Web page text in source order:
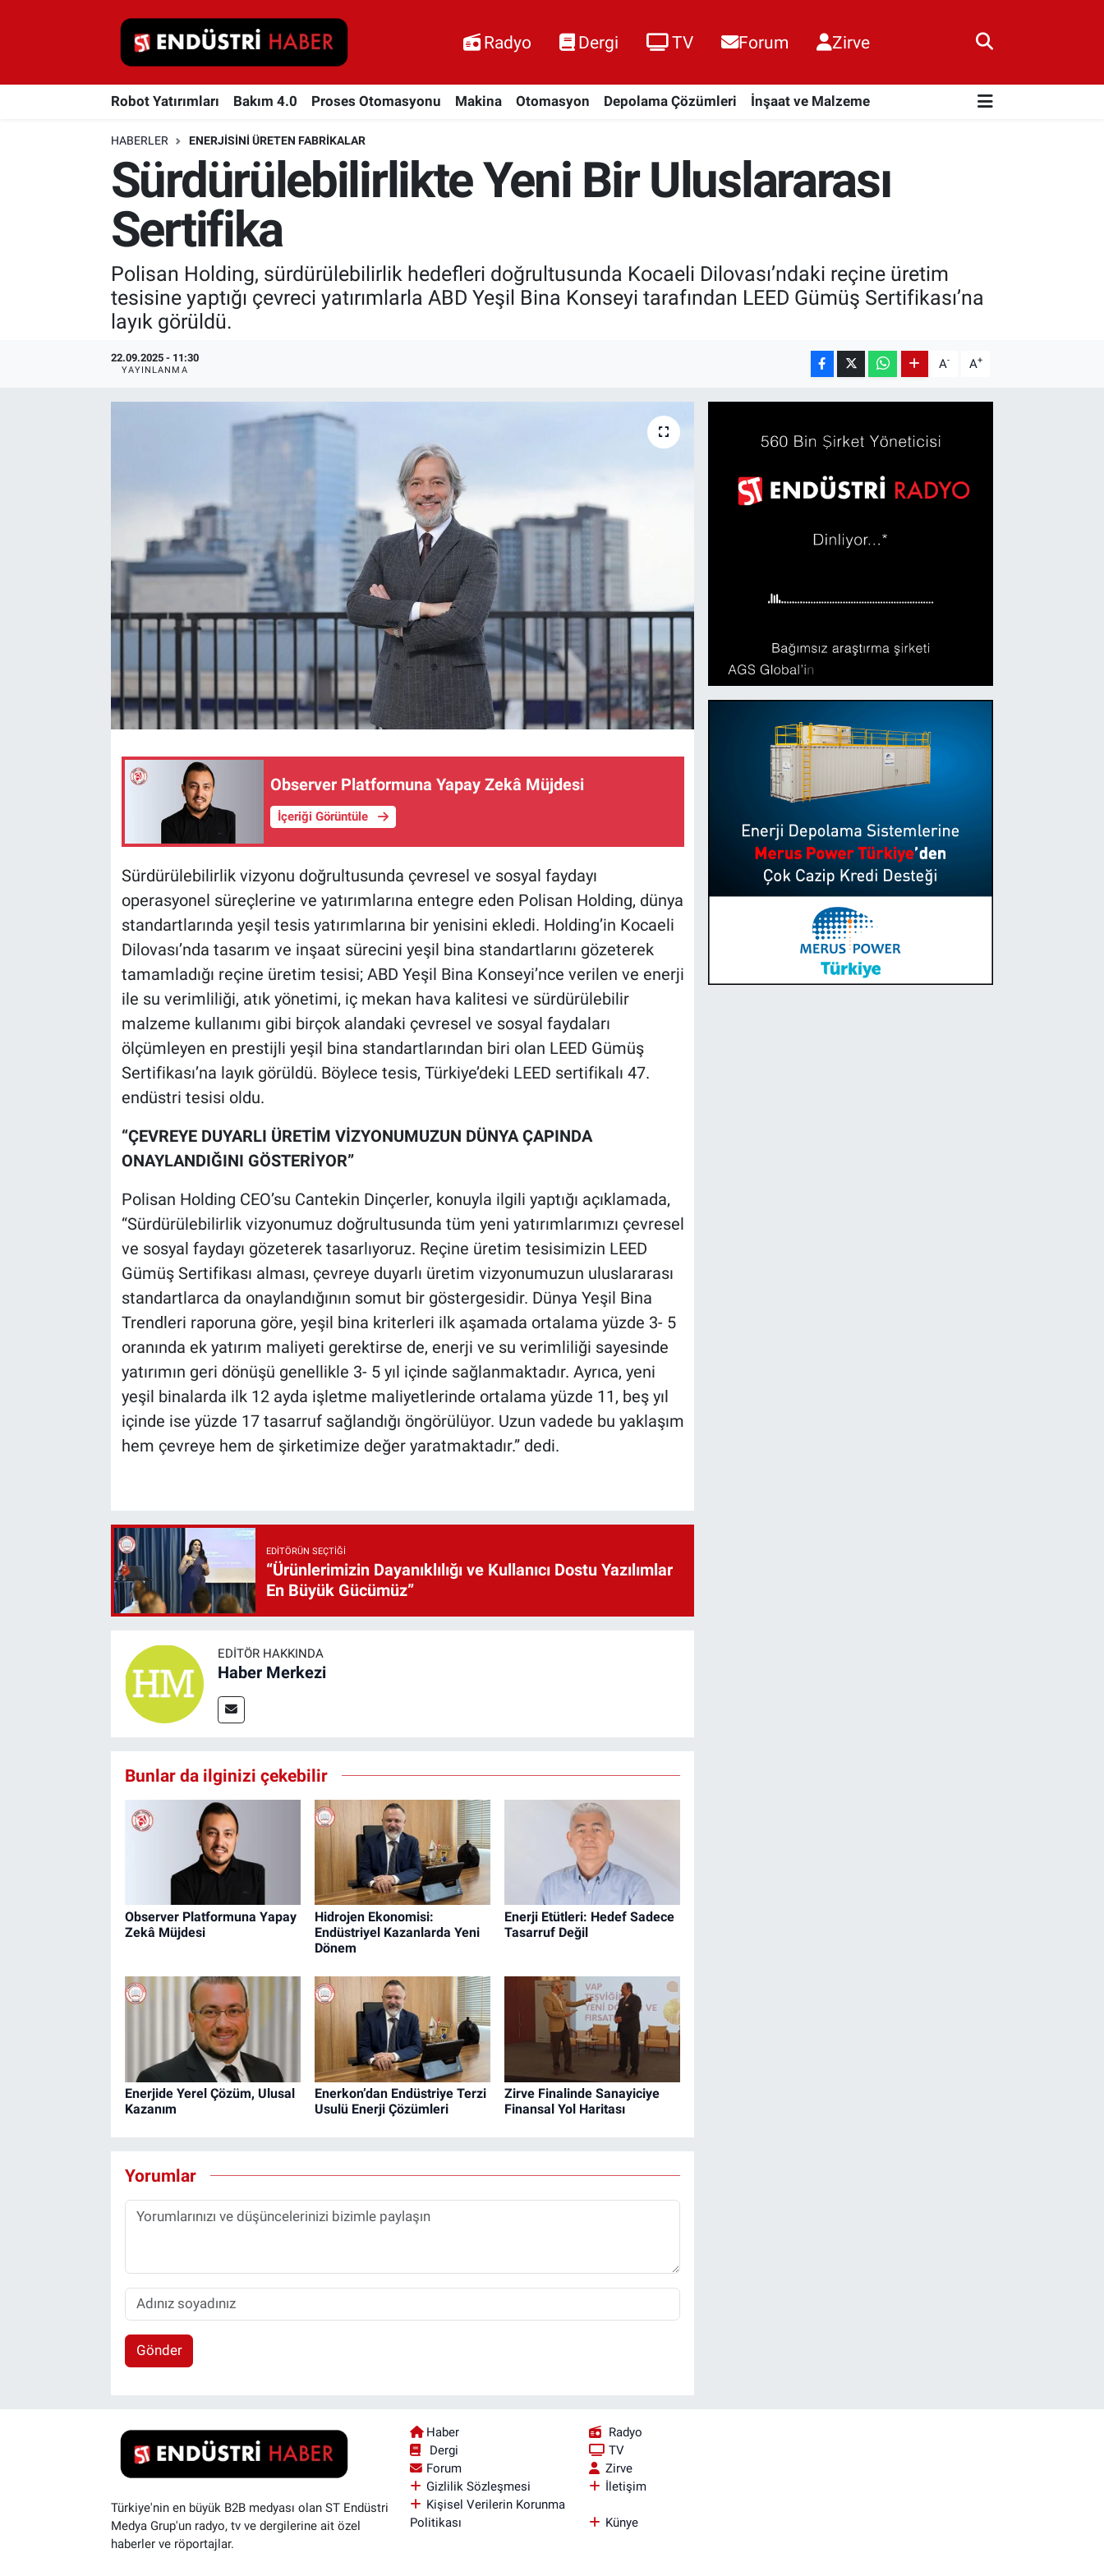
Radyo Dergi TV Forum Zirve
Robot Yatırımları Bakım 4.0 Proses Otomasyonu Makina Otomasyon Depolama Çözümleri İnşaat ve Malzeme
HABERLER ENERJISINI ÜRETEN FABRIKALAR
Sürdürülebilirlikte Yeni Bir Uluslararası
Sertifika
Polisan Holding, sürdürülebilirlik hedefleri doğrultusunda Kocaeli Dilovası’ndaki reçine üretim
tesisine yaptığı çevreci yatırımlarla ABD Yeşil Bina Konseyi tarafından LEED Gümüş Sertifikası’na
layık görüldü.
22.09.2025 - 11:30
YAYINLANMA A- A+
Observer Platformuna Yapay Zekâ Müjdesi
İçeriği Görüntüle
Sürdürülebilirlik vizyonu doğrultusunda çevresel ve sosyal faydayı
operasyonel süreçlerine ve yatırımlarına entegre eden Polisan Holding, dünya
standartlarında yeşil tesis yatırımlarına bir yenisini ekledi. Holding’in Kocaeli
Dilovası’nda tasarım ve inşaat sürecini yeşil bina standartlarını gözeterek
tamamladığı reçine üretim tesisi; ABD Yeşil Bina Konseyi’nce verilen ve enerji
ile su verimliliği, atık yönetimi, iç mekan hava kalitesi ve sürdürülebilir
malzeme kullanımı gibi birçok alandaki çevresel ve sosyal faydaları
ölçümleyen en prestijli yeşil bina standartlarından biri olan LEED Gümüş
Sertifikası’na layık görüldü. Böylece tesis, Türkiye’deki LEED sertifikalı 47.
endüstri tesisi oldu.
“ÇEVREYE DUYARLI ÜRETİM VİZYONUMUZUN DÜNYA ÇAPINDA
ONAYLANDIĞINI GÖSTERİYOR”
Polisan Holding CEO’su Cantekin Dinçerler, konuyla ilgili yaptığı açıklamada,
“Sürdürülebilirlik vizyonumuz doğrultusunda tüm yeni yatırımlarımızı çevresel
ve sosyal faydayı gözeterek tasarlıyoruz. Reçine üretim tesisimizin LEED
Gümüş Sertifikası alması, çevreye duyarlı üretim vizyonumuzun uluslararası
standartlarca da onaylandığının somut bir göstergesidir. Dünya Yeşil Bina
Trendleri raporuna göre, yeşil bina kriterleri ilk aşamada ortalama yüzde 3- 5
oranında ek yatırım maliyeti gerektirse de, enerji ve su verimliliği sayesinde
yatırımın geri dönüşü genellikle 3- 5 yıl içinde sağlanmaktadır. Ayrıca, yeni
yeşil binalarda ilk 12 ayda işletme maliyetlerinde ortalama yüzde 11, beş yıl
içinde ise yüzde 17 tasarruf sağlandığı öngörülüyor. Uzun vadede bu yaklaşım
hem çevreye hem de şirketimize değer yaratmaktadır.” dedi.
EDITÖRÜN SEÇTIĞI
“Ürünlerimizin Dayanıklılığı ve Kullanıcı Dostu Yazılımlar
En Büyük Gücümüz”
EDITÖR HAKKINDA
Haber Merkezi
Bunlar da ilginizi çekebilir
Observer Platformuna Yapay
Zekâ Müjdesi
Hidrojen Ekonomisi:
Endüstriyel Kazanlarda Yeni
Dönem
Enerji Etütleri: Hedef Sadece
Tasarruf Değil
Enerjide Yerel Çözüm, Ulusal
Kazanım
Enerkon’dan Endüstriye Terzi
Usulü Enerji Çözümleri
Zirve Finalinde Sanayiciye
Finansal Yol Haritası
Yorumlar
Gönder
Türkiye'nin en büyük B2B medyası olan ST Endüstri
Medya Grup'un radyo, tv ve dergilerine ait özel
haberler ve röportajlar.
Haber
Radyo
Dergi
TV
Forum
Zirve
Gizlilik Sözleşmesi
İletişim
Kişisel Verilerin Korunma
Politikası
Künye
Robot Yatırımları
Proses Otomasyonu
Otomasyon
Depolama Çözümleri
İnşaat ve Malzeme
HaberOrtak
EndüstriST
Ağır Sanayi Çözümleri